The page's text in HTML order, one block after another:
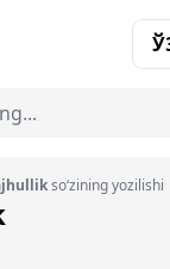
so‘zining yozilishi